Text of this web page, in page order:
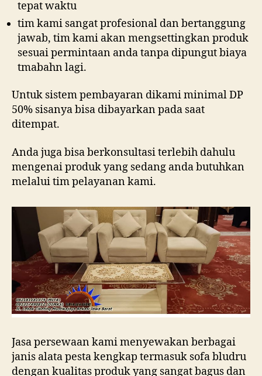
tepat waktu
tim kami sangat profesional dan bertanggung
jawab, tim kami akan mengsettingkan produk
sesuai permintaan anda tanpa dipungut biaya
tmabahn lagi.
Untuk sistem pembayaran dikami minimal DP
50% sisanya bisa dibayarkan pada saat
ditempat.
Anda juga bisa berkonsultasi terlebih dahulu
mengenai produk yang sedang anda butuhkan
melalui tim pelayanan kami.
Jasa persewaan kami menyewakan berbagai
janis alata pesta kengkap termasuk sofa bludru
dengan kualitas produk yang sangat bagus dan